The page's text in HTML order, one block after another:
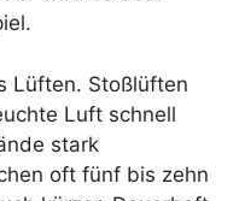
Lüften. Stoßlüften
Luft schnell
stark
oft fünf bis zehn